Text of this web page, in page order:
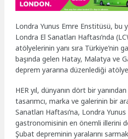
Londra Yunus Emre Enstitüsü, bu yıl
Londra El Sanatları Haftası’nda
atölyelerinin yanı sıra Türkiye’nin
başında gelen Hatay, Malatya ve
deprem yararına düzenlediği
HER yıl, dünyanın dört bir
tasarımcı, marka ve galerinin bir
Sanatları Haftası’na, Londra
gastronomisinin en önemli illerini
Şubat depreminin yaralarını